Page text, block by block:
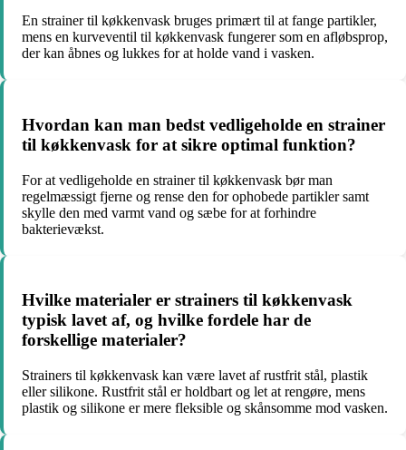
En strainer til køkkenvask bruges primært til at fange partikler,
mens en kurveventil til køkkenvask fungerer som en afløbsprop,
der kan åbnes og lukkes for at holde vand i vasken.
Hvordan kan man bedst vedligeholde en strainer
til køkkenvask for at sikre optimal funktion?
For at vedligeholde en strainer til køkkenvask bør man
regelmæssigt fjerne og rense den for ophobede partikler samt
skylle den med varmt vand og sæbe for at forhindre
bakterievækst.
Hvilke materialer er strainers til køkkenvask
typisk lavet af, og hvilke fordele har de
forskellige materialer?
Strainers til køkkenvask kan være lavet af rustfrit stål, plastik
eller silikone. Rustfrit stål er holdbart og let at rengøre, mens
plastik og silikone er mere fleksible og skånsomme mod vasken.